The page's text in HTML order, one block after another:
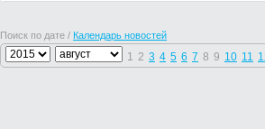
Поиск по дате / Календарь новостей
1 2 3 4 5 6 7 8 9 10 11